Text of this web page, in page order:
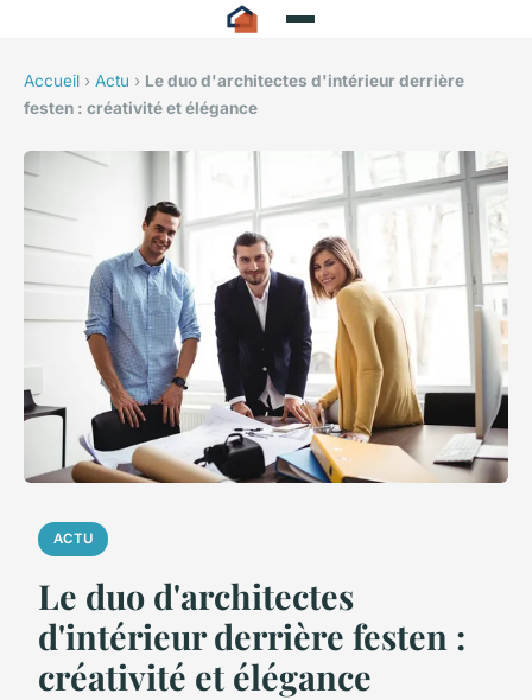
Accueil › Actu › Le duo d'architectes d'intérieur derrière
festen : créativité et élégance
ACTU
Le duo d'architectes
d'intérieur derrière festen :
créativité et élégance